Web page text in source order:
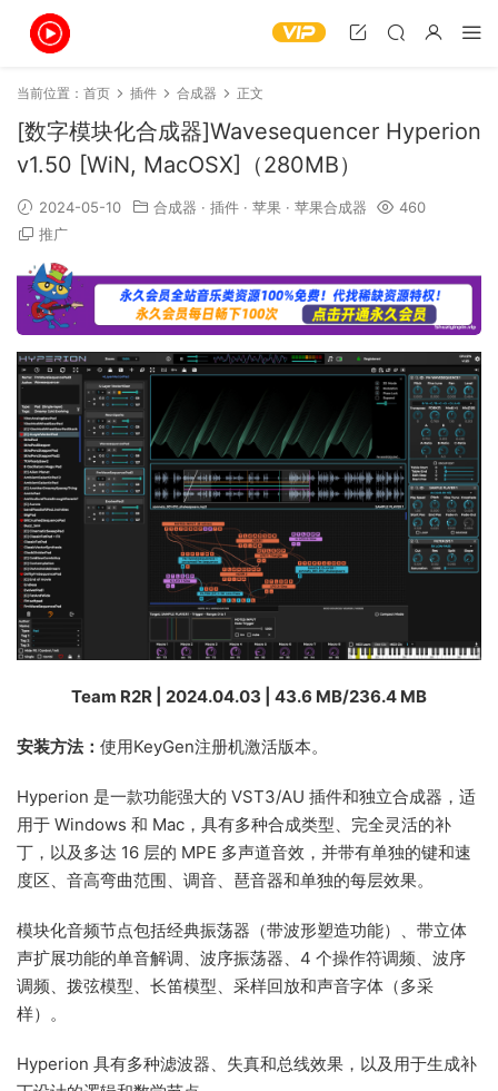
当前位置： 首页 插件 合成器 正文
[数字模块化合成器]Wavesequencer Hyperion
v1.50 [WiN, MacOSX]（280MB）
2024-05-10 合成器 · 插件 · 苹果 · 苹果合成器
460
推广
Team R2R | 2024.04.03 | 43.6 MB/236.4 MB
安装方法： 使用KeyGen注册机激活版本。
Hyperion 是一款功能强大的 VST3/AU 插件和独立合成器，适
用于 Windows 和 Mac，具有多种合成类型、完全灵活的补
丁，以及多达 16 层的 MPE 多声道音效，并带有单独的键和速
度区、音高弯曲范围、调音、琶音器和单独的每层效果。
模块化音频节点包括经典振荡器（带波形塑造功能）、带立体
声扩展功能的单音解调、波序振荡器、4 个操作符调频、波序
调频、拨弦模型、长笛模型、采样回放和声音字体（多采
样）。
Hyperion 具有多种滤波器、失真和总线效果，以及用于生成补